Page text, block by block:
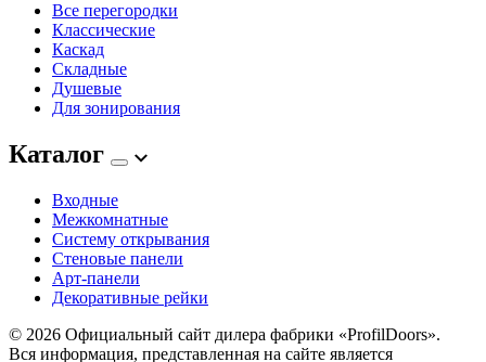
Все перегородки
Классические
Каскад
Складные
Душевые
Для зонирования
Каталог
Входные
Межкомнатные
Систему открывания
Стеновые панели
Арт-панели
Декоративные рейки
© 2026 Официальный сайт дилера фабрики «ProfilDoors».
Вся информация, представленная на сайте является